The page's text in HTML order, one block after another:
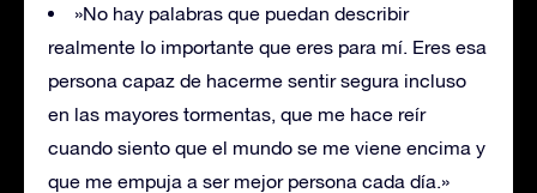
»No hay palabras que puedan describir
realmente lo importante que eres para mí. Eres esa
persona capaz de hacerme sentir segura incluso
en las mayores tormentas, que me hace reír
cuando siento que el mundo se me viene encima y
que me empuja a ser mejor persona cada día.»